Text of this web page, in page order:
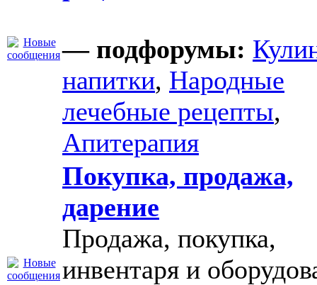
— подфорумы:
напитки, Народные
лечебные рецепты,
Апитерапия
Покупка, продажа,
дарение
Продажа, покупка,
инвентаря и